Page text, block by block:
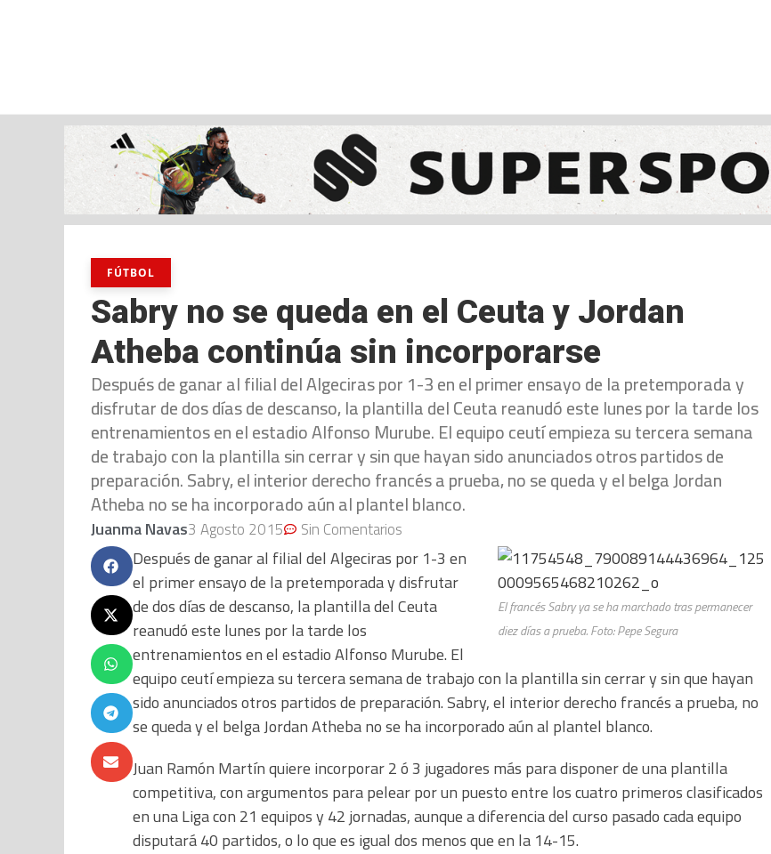
FÚTBOL
Sabry no se queda en el Ceuta y Jordan
Atheba continúa sin incorporarse
Después de ganar al filial del Algeciras por 1-3 en el primer ensayo de la pretemporada y
disfrutar de dos días de descanso, la plantilla del Ceuta reanudó este lunes por la tarde los
entrenamientos en el estadio Alfonso Murube. El equipo ceutí empieza su tercera semana
de trabajo con la plantilla sin cerrar y sin que hayan sido anunciados otros partidos de
preparación. Sabry, el interior derecho francés a prueba, no se queda y el belga Jordan
Atheba no se ha incorporado aún al plantel blanco.
Juanma Navas3 Agosto 2015 Sin Comentarios
El francés Sabry ya se ha marchado tras permanecer
diez días a prueba. Foto: Pepe Segura
Después de ganar al filial del Algeciras por 1-3 en
el primer ensayo de la pretemporada y disfrutar
de dos días de descanso, la plantilla del Ceuta
reanudó este lunes por la tarde los
entrenamientos en el estadio Alfonso Murube. El
equipo ceutí empieza su tercera semana de trabajo con la plantilla sin cerrar y sin que hayan
sido anunciados otros partidos de preparación. Sabry, el interior derecho francés a prueba, no
se queda y el belga Jordan Atheba no se ha incorporado aún al plantel blanco.
Juan Ramón Martín quiere incorporar 2 ó 3 jugadores más para disponer de una plantilla
competitiva, con argumentos para pelear por un puesto entre los cuatro primeros clasificados
en una Liga con 21 equipos y 42 jornadas, aunque a diferencia del curso pasado cada equipo
disputará 40 partidos, o lo que es igual dos menos que en la 14-15.